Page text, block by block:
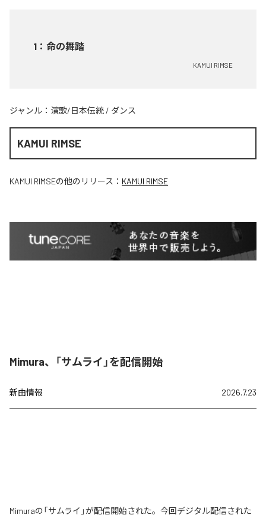
1 ： 命の舞踏
KAMUI RIMSE
ジャンル： 演歌/日本伝統 / ダンス
KAMUI RIMSE
KAMUI RIMSEの他のリリース： KAMUI RIMSE
Mimura、「サムライ」を配信開始
新曲情報 2026.7.23
Mimuraの「サムライ」が配信開始された。今回デジタル配信された